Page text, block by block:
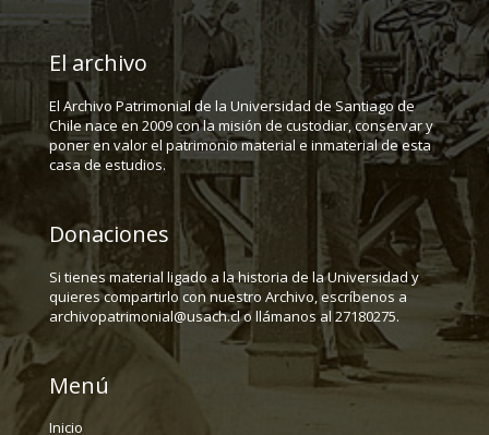
El archivo
El Archivo Patrimonial de la Universidad de Santiago de
Chile nace en 2009 con la misión de custodiar, conservar y
poner en valor el patrimonio material e inmaterial de esta
casa de estudios.
Donaciones
Si tienes material ligado a la historia de la Universidad y
quieres compartirlo con nuestro Archivo, escríbenos a
archivopatrimonial@usach.cl o llámanos al 27180275.
Menú
Inicio